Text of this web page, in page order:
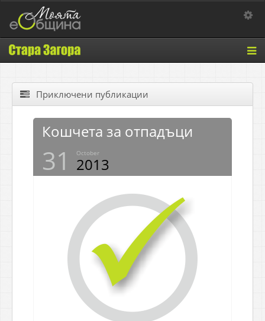
Приключени публикации
Кошчета за отпадъци
31 October
2013